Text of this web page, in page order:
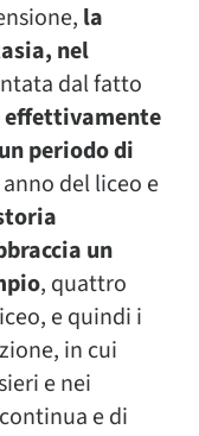
la
nel
dal fatto
effettivamente
periodo di
del liceo e
un
, quattro
e quindi i
in cui
e nei
e di